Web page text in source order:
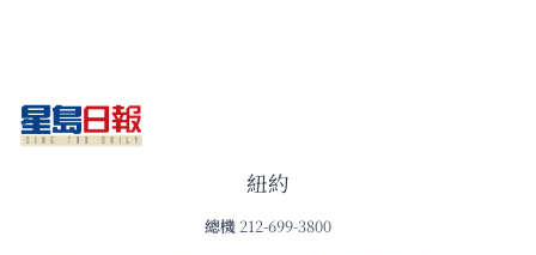
紐約
總機 212-699-3800